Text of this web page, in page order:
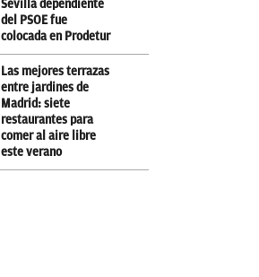
Sevilla dependiente
del PSOE fue
colocada en Prodetur
Las mejores terrazas
entre jardines de
Madrid: siete
restaurantes para
comer al aire libre
este verano